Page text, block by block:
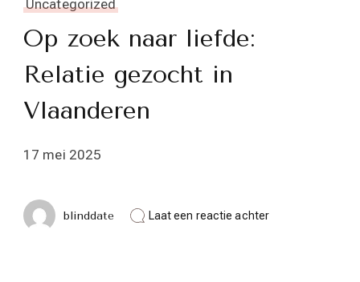
Uncategorized
Op zoek naar liefde:
Relatie gezocht in
Vlaanderen
17 mei 2025
blinddate Laat een reactie achterop